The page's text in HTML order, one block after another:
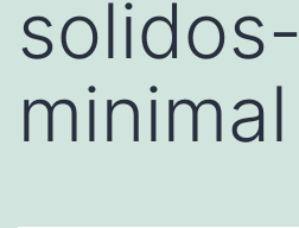
solidos-
minimal